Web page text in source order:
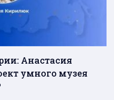
Анастасия
умного музея